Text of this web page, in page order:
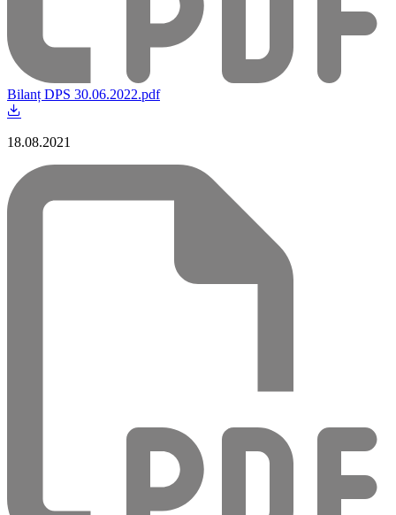
Bilanț DPS 30.06.2022.pdf
18.08.2021